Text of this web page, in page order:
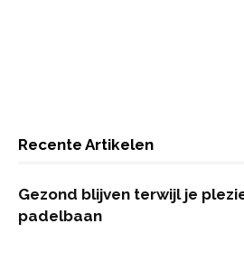
Recente Artikelen
Gezond blijven terwijl je
padelbaan